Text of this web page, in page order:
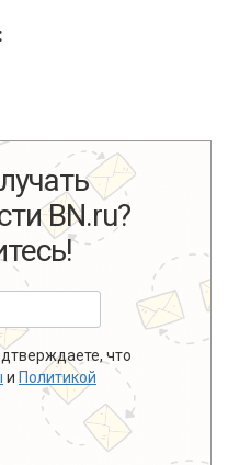
BN.ru?
что
и Политикой